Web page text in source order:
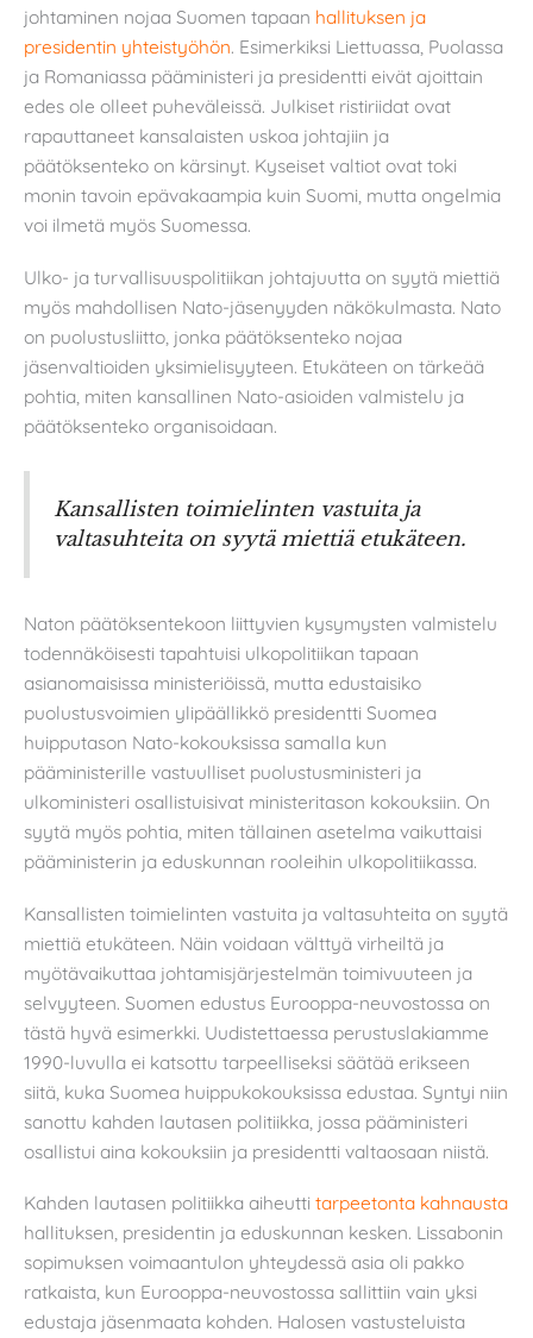
johtaminen nojaa Suomen tapaan hallituksen ja
presidentin yhteistyöhön. Esimerkiksi Liettuassa, Puolassa
ja Romaniassa pääministeri ja presidentti eivät ajoittain
edes ole olleet puheväleissä. Julkiset ristiriidat ovat
rapauttaneet kansalaisten uskoa johtajiin ja
päätöksenteko on kärsinyt. Kyseiset valtiot ovat toki
monin tavoin epävakaampia kuin Suomi, mutta ongelmia
voi ilmetä myös Suomessa.
Ulko- ja turvallisuuspolitiikan johtajuutta on syytä miettiä
myös mahdollisen Nato-jäsenyyden näkökulmasta. Nato
on puolustusliitto, jonka päätöksenteko nojaa
jäsenvaltioiden yksimielisyyteen. Etukäteen on tärkeää
pohtia, miten kansallinen Nato-asioiden valmistelu ja
päätöksenteko organisoidaan.
Kansallisten toimielinten vastuita ja
valtasuhteita on syytä miettiä etukäteen.
Naton päätöksentekoon liittyvien kysymysten valmistelu
todennäköisesti tapahtuisi ulkopolitiikan tapaan
asianomaisissa ministeriöissä, mutta edustaisiko
puolustusvoimien ylipäällikkö presidentti Suomea
huipputason Nato-kokouksissa samalla kun
pääministerille vastuulliset puolustusministeri ja
ulkoministeri osallistuisivat ministeritason kokouksiin. On
syytä myös pohtia, miten tällainen asetelma vaikuttaisi
pääministerin ja eduskunnan rooleihin ulkopolitiikassa.
Kansallisten toimielinten vastuita ja valtasuhteita on syytä
miettiä etukäteen. Näin voidaan välttyä virheiltä ja
myötävaikuttaa johtamisjärjestelmän toimivuuteen ja
selvyyteen. Suomen edustus Eurooppa-neuvostossa on
tästä hyvä esimerkki. Uudistettaessa perustuslakiamme
1990-luvulla ei katsottu tarpeelliseksi säätää erikseen
siitä, kuka Suomea huippukokouksissa edustaa. Syntyi niin
sanottu kahden lautasen politiikka, jossa pääministeri
osallistui aina kokouksiin ja presidentti valtaosaan niistä.
Kahden lautasen politiikka aiheutti tarpeetonta kahnausta
hallituksen, presidentin ja eduskunnan kesken. Lissabonin
sopimuksen voimaantulon yhteydessä asia oli pakko
ratkaista, kun Eurooppa-neuvostossa sallittiin vain yksi
edustaja jäsenmaata kohden. Halosen vastusteluista